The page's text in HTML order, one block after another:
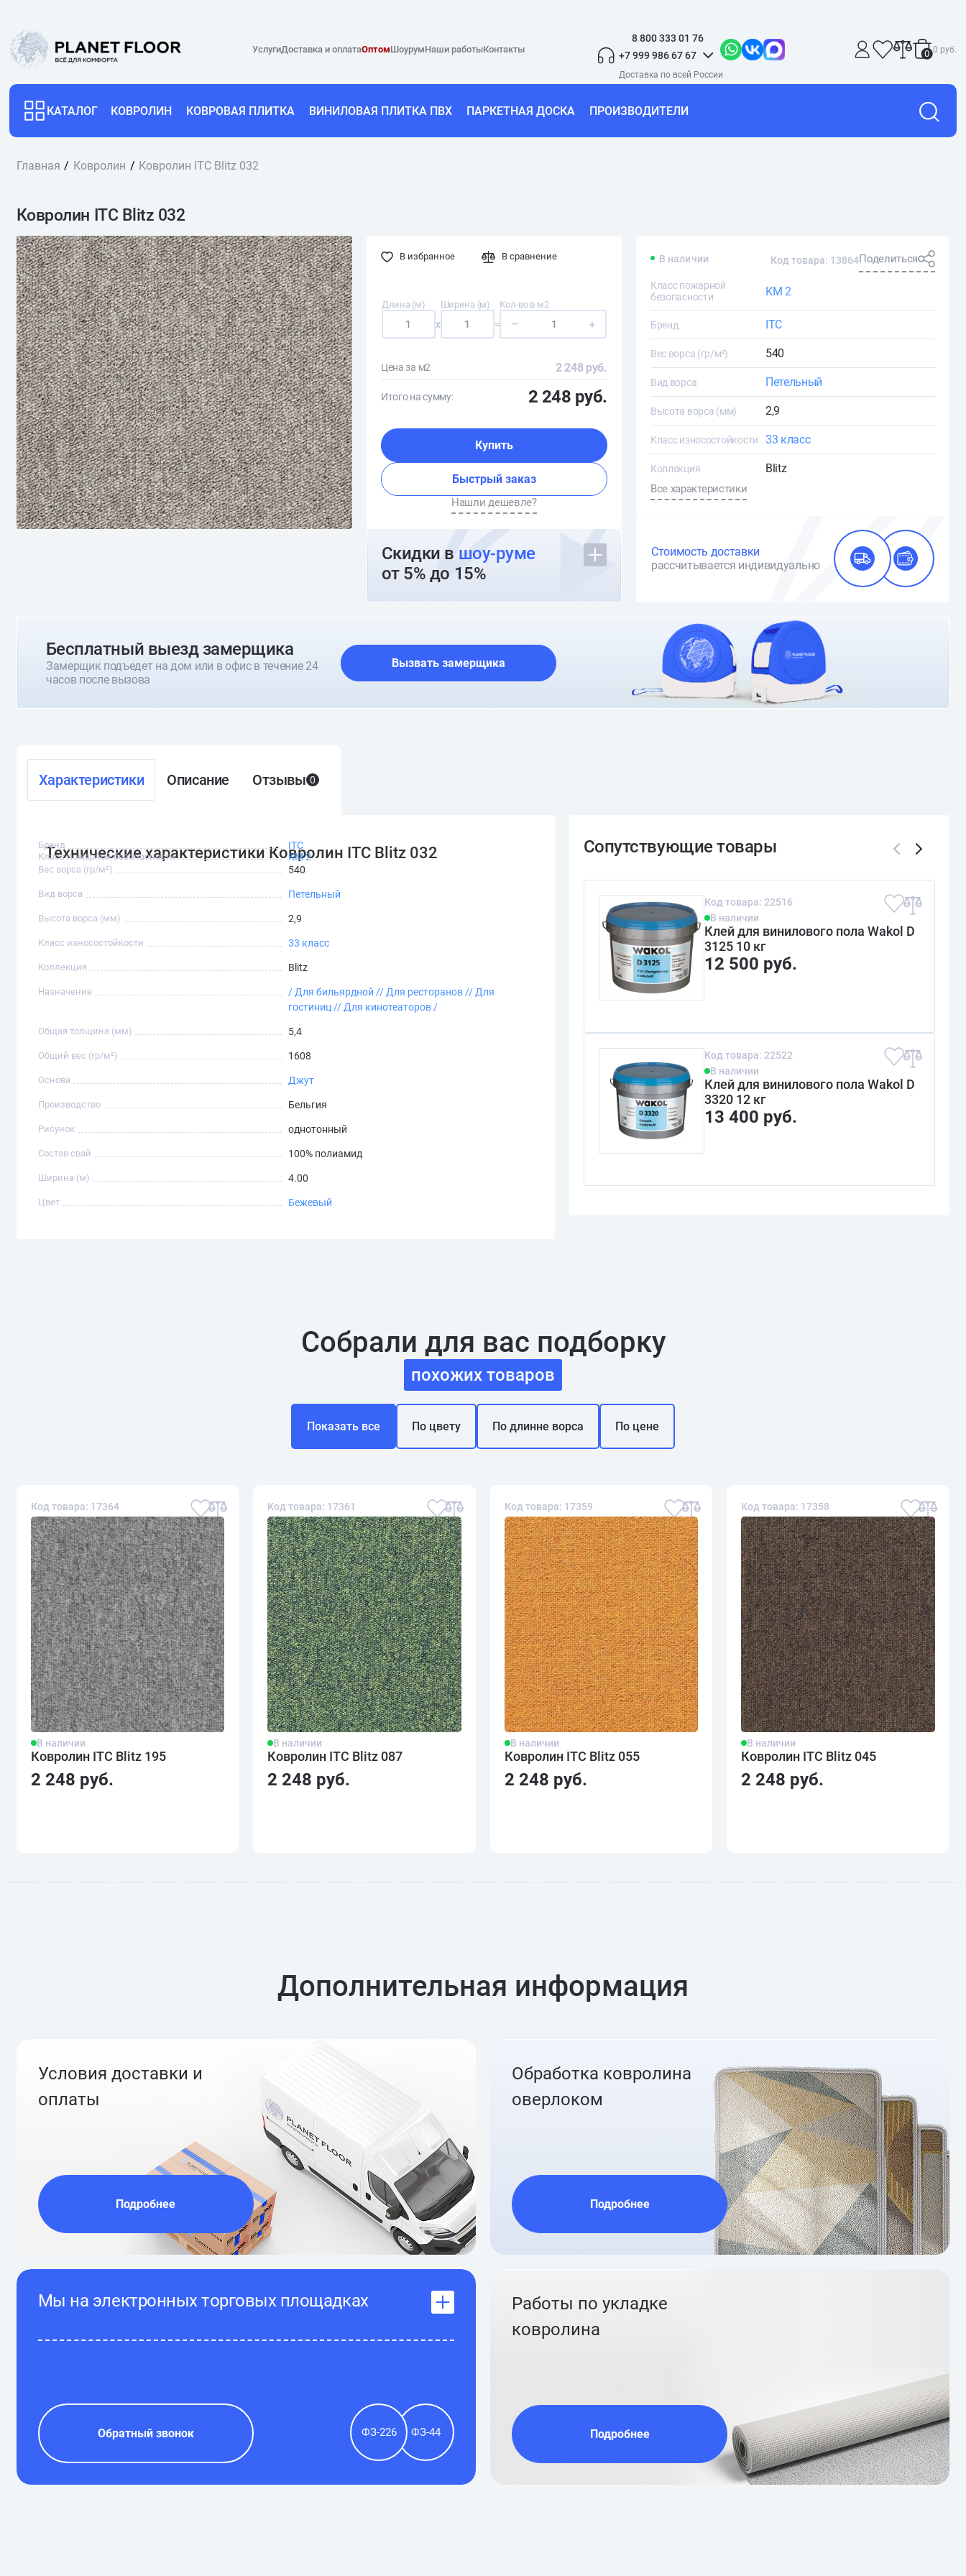
УслугиДоставка и оплатаОптомШоурумНаши работыКонтакты
8 800 333 01 76
+7 999 986 67 67
0 0 руб.
КАТАЛОГ КОВРОЛИН КОВРОВАЯ ПЛИТКА ВИНИЛОВАЯ ПЛИТКА ПВХ ПАРКЕТНАЯ ДОСКА ПРОИЗВОДИТЕЛИ
Главная Ковролин Ковролин ITC Blitz 032
Ковролин ITC Blitz 032
В избранное В сравнение
Длина (м)
x
Ширина (м)
=
Кол-во в м2
— +
Цена за м2 2 248 руб.
Итого на сумму: 2 248 руб.
Купить
Быстрый заказ
Нашли дешевле?
Скидки в шоу-руме
от 5% до 15%
В наличии Код товара: 13864Поделиться
Класс пожарной
безопасности
КМ 2
Бренд ITC
Вес ворса (гр/м²) 540
Вид ворса Петельный
Высота ворса (мм) 2,9
Класс износостойкости 33 класс
Коллекция Blitz
Все характеристики
Стоимость доставки
рассчитывается индивидуально
О доставке и оплате
Бесплатный выезд замерщика
Замерщик подъедет на дом или в офис в течение 24
часов после вызова
Вызвать замерщика
Характеристики Описание Отзывы 0
Технические характеристики Ковролин ITC Blitz 032
Класс пожарной безопасности КМ 2
Бренд ITC
Вес ворса (гр/м²) 540
Вид ворса Петельный
Высота ворса (мм) 2,9
Класс износостойкости 33 класс
Коллекция Blitz
Назначение / Для бильярдной // Для ресторанов // Для
гостиниц // Для кинотеаторов /
Общая толщина (мм) 5,4
Общий вес (гр/м²) 1608
Основа Джут
Производство Бельгия
Рисунок однотонный
Состав свай 100% полиамид
Ширина (м) 4.00
Цвет Бежевый
Код товара: 22516
В наличии
Клей для винилового пола Wakol D
3125 10 кг
12 500 руб.
Код товара: 22522
В наличии
Клей для винилового пола Wakol D
3320 12 кг
13 400 руб.
Собрали для вас подборку
похожих товаров
Показать все По цвету По длинне ворса По цене
Код товара: 17364
В наличии
Ковролин ITC Blitz 195
2 248 руб.
Код товара: 17361
В наличии
Ковролин ITC Blitz 087
2 248 руб.
Код товара: 17359
В наличии
Ковролин ITC Blitz 055
2 248 руб.
Код товара: 17358
В наличии
Ковролин ITC Blitz 045
2 248 руб.
Дополнительная информация
Условия доставки и
оплаты
Подробнее
Обработка ковролина
оверлоком
Подробнее
Мы на электронных торговых площадках
Обратный звонок ФЗ-226 ФЗ-44
Работы по укладке
ковролина
Подробнее